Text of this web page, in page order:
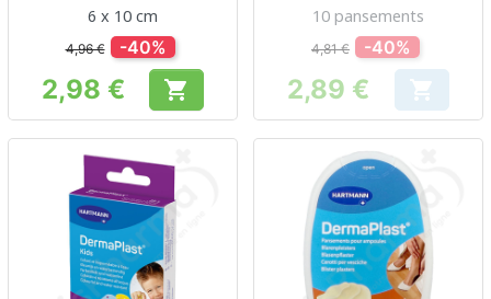
6 x 10 cm
4,96 € -40%
Prix
2,98 € 
10 pansements
4,81 € -40%
Prix
2,89 € 